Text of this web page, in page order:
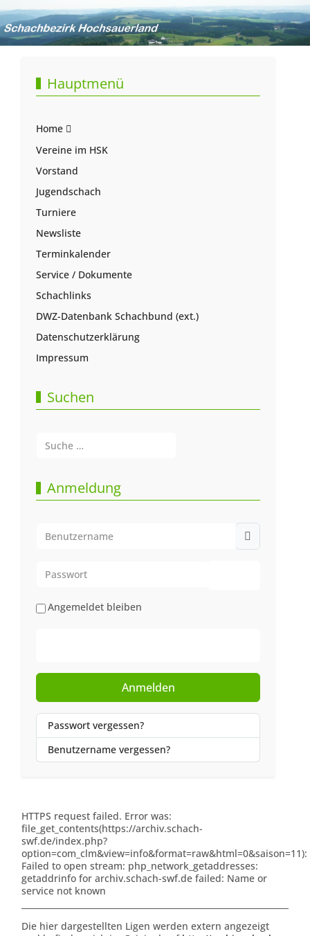
Hauptmenü
Home
Vereine im HSK
Vorstand
Jugendschach
Turniere
Newsliste
Terminkalender
Service / Dokumente
Schachlinks
DWZ-Datenbank Schachbund (ext.)
Datenschutzerklärung
Impressum
Suchen
Anmeldung
Angemeldet bleiben
Anmelden
Passwort vergessen?
Benutzername vergessen?
HTTPS request failed. Error was:
file_get_contents(https://archiv.schach-
swf.de/index.php?
option=com_clm&view=info&format=raw&html=0&saison=11):
Failed to open stream: php_network_getaddresses:
getaddrinfo for archiv.schach-swf.de failed: Name or
service not known
Die hier dargestellten Ligen werden extern angezeigt